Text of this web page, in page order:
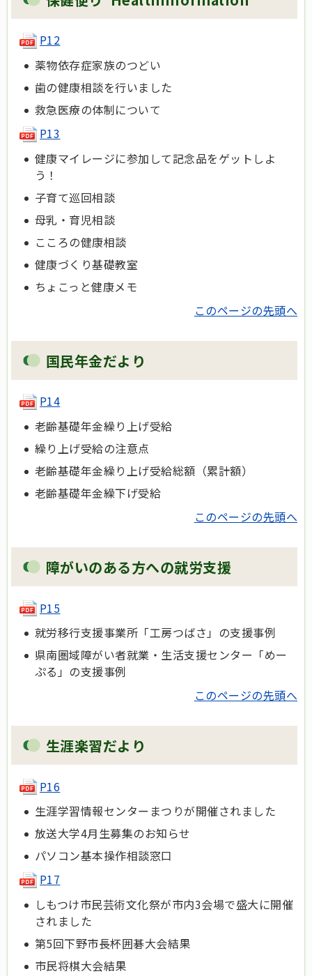
P12
薬物依存症家族のつどい
歯の健康相談を行いました
救急医療の体制について
P13
健康マイレージに参加して記念品をゲットしよ
う！
子育て巡回相談
母乳・育児相談
こころの健康相談
健康づくり基礎教室
ちょこっと健康メモ
このページの先頭へ
国民年金だより
P14
老齢基礎年金繰り上げ受給
繰り上げ受給の注意点
老齢基礎年金繰り上げ受給総額（累計額）
老齢基礎年金繰下げ受給
このページの先頭へ
障がいのある方への就労支援
P15
就労移行支援事業所「工房つばさ」の支援事例
県南圏域障がい者就業・生活支援センター「めー
ぷる」の支援事例
このページの先頭へ
生涯楽習だより
P16
生涯学習情報センターまつりが開催されました
放送大学4月生募集のお知らせ
パソコン基本操作相談窓口
P17
しもつけ市民芸術文化祭が市内3会場で盛大に開催
されました
第5回下野市長杯囲碁大会結果
市民将棋大会結果